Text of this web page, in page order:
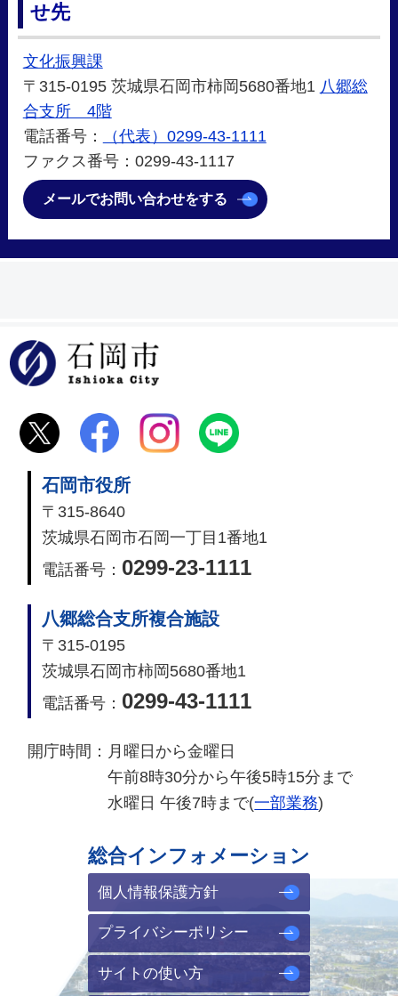
せ先
文化振興課
〒315-0195 茨城県石岡市柿岡5680番地1 八郷総
合支所 4階
電話番号：
（代表）0299-43-1111
ファクス番号：0299-43-1117
メールでお問い合わせをする
石岡市役所
〒315-8640
茨城県石岡市石岡一丁目1番地1
電話番号： 0299-23-1111
八郷総合支所複合施設
〒315-0195
茨城県石岡市柿岡5680番地1
電話番号： 0299-43-1111
開庁時間： 月曜日から金曜日
午前8時30分から午後5時15分まで
水曜日 午後7時まで(一部業務)
総合インフォメーション
個人情報保護方針
プライバシーポリシー
サイトの使い方